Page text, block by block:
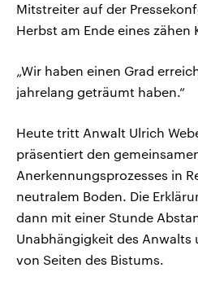
Mitstreiter auf der
Herbst am Ende eines zähen
„Wir haben einen Grad
jahrelang geträumt haben.“
Heute tritt Anwalt Ulrich
präsentiert den
Anerkennungsprozesses in
neutralem Boden. Die
dann mit einer Stunde
Unabhängigkeit des
von Seiten des Bistums.